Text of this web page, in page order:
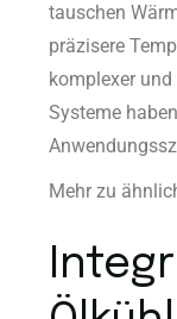
tauschen
präzisere
komplexer
Systeme
Mehr zu